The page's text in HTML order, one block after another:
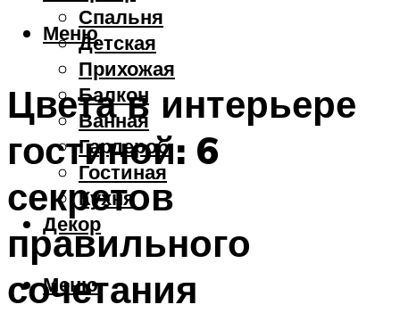
Спальня
Детская
Прихожая
Балкон
Ванная
Гардероб
Гостиная
Кухня
Декор
Меню
Меню
Цвета в интерьере
гостиной: 6
секретов
правильного
сочетания